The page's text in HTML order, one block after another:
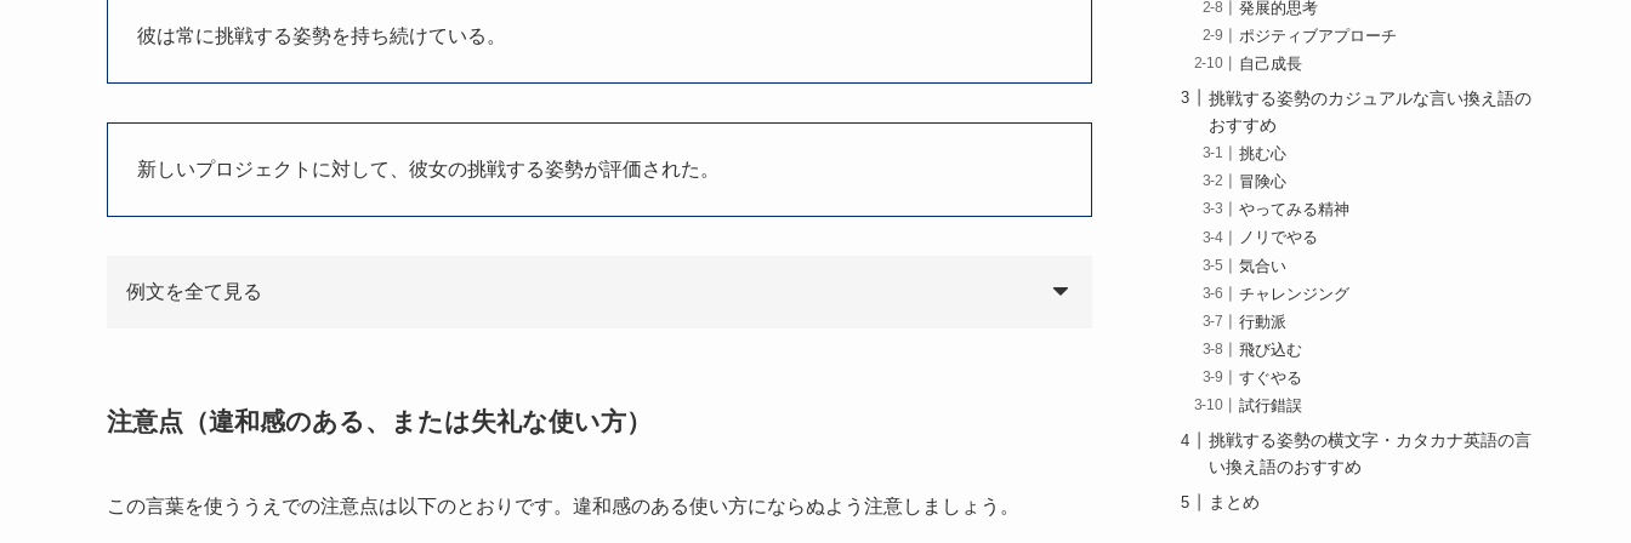
彼は常に挑戦する姿勢を持ち続けている。
新しいプロジェクトに対して、彼女の挑戦する姿勢が評価された。
例文を全て見る
注意点（違和感のある、または失礼な使い方）
この言葉を使ううえでの注意点は以下のとおりです。違和感のある使い方にならぬよう注意しましょう。
発展的思考
ポジティブアプローチ
自己成長
挑戦する姿勢のカジュアルな言い換え語の
おすすめ
挑む心
冒険心
やってみる精神
ノリでやる
気合い
チャレンジング
行動派
飛び込む
すぐやる
試行錯誤
挑戦する姿勢の横文字・カタカナ英語の言
い換え語のおすすめ
まとめ